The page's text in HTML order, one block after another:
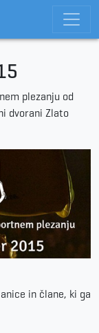
plezanju od
dvorani Zlato
in člane, ki ga